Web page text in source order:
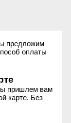
предложим
оплаты
пришлем вам
карте. Без